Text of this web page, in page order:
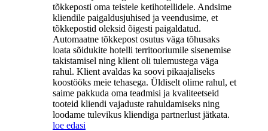
tõkkeposti oma teistele ketihotellidele. Andsime
kliendile paigaldusjuhised ja veendusime, et
tõkkepostid oleksid õigesti paigaldatud.
Automaatne tõkkepost osutus väga tõhusaks
loata sõidukite hotelli territooriumile sisenemise
takistamisel ning klient oli tulemustega väga
rahul. Klient avaldas ka soovi pikaajaliseks
koostööks meie tehasega. Üldiselt olime rahul, et
saime pakkuda oma teadmisi ja kvaliteetseid
tooteid kliendi vajaduste rahuldamiseks ning
loodame tulevikus kliendiga partnerlust jätkata.
loe edasi